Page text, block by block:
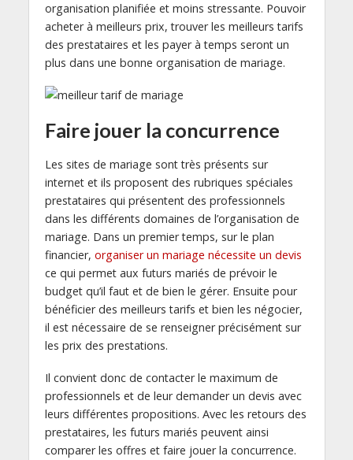
organisation planifiée et moins stressante. Pouvoir
acheter à meilleurs prix, trouver les meilleurs tarifs
des prestataires et les payer à temps seront un
plus dans une bonne organisation de mariage.
Faire jouer la concurrence
Les sites de mariage sont très présents sur
internet et ils proposent des rubriques spéciales
prestataires qui présentent des professionnels
dans les différents domaines de l’organisation de
mariage. Dans un premier temps, sur le plan
financier, organiser un mariage nécessite un devis
ce qui permet aux futurs mariés de prévoir le
budget qu’il faut et de bien le gérer. Ensuite pour
bénéficier des meilleurs tarifs et bien les négocier,
il est nécessaire de se renseigner précisément sur
les prix des prestations.
Il convient donc de contacter le maximum de
professionnels et de leur demander un devis avec
leurs différentes propositions. Avec les retours des
prestataires, les futurs mariés peuvent ainsi
comparer les offres et faire jouer la concurrence.